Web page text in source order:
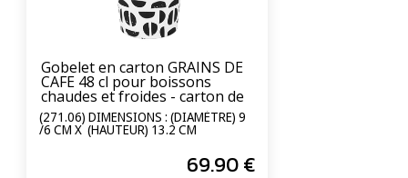
Gobelet en carton GRAINS DE
CAFE 48 cl pour boissons
chaudes et froides - carton de
1000 unités
(271.06) DIMENSIONS : (DIAMÈTRE) 9
/6 CM X (HAUTEUR) 13.2 CM
69.90€